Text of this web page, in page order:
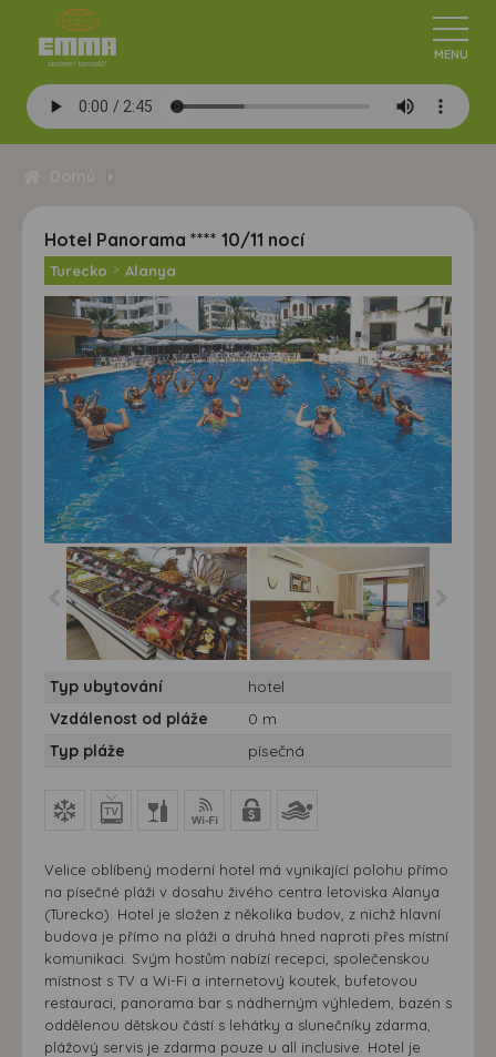
Hotel Panorama **** 10/11 nocí
Turecko > Alanya
10/11 nocí - Turecko,
Alanya, hotel Panorama
10/11 nocí - Turecko,
Alanya, hotel Panorama
Typ ubytování
hotel
Vzdálenost od pláže
0 m
Typ pláže
písečná
Velice oblíbený moderní hotel má vynikající polohu přímo
na písečné pláži v dosahu živého centra letoviska Alanya
(Turecko). Hotel je složen z několika budov, z nichž hlavní
budova je přímo na pláži a druhá hned naproti přes místní
komunikaci. Svým hostům nabízí recepci, společenskou
místnost s TV a Wi-Fi a internetový koutek, bufetovou
restauraci, panorama bar s nádherným výhledem, bazén s
oddělenou dětskou částí s lehátky a slunečníky zdarma,
plážový servis je zdarma pouze u all inclusive. Hotel je